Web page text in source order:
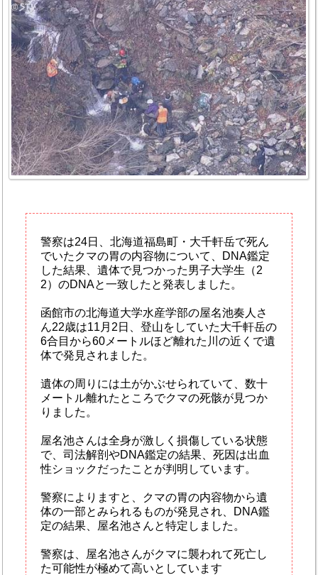
警察は24日、北海道福島町・大千軒岳で死ん
でいたクマの胃の内容物について、DNA鑑定
した結果、遺体で見つかった男子大学生（2
2）のDNAと一致したと発表しました。
函館市の北海道大学水産学部の屋名池奏人さ
ん22歳は11月2日、登山をしていた大千軒岳の
6合目から60メートルほど離れた川の近くで遺
体で発見されました。
遺体の周りには土がかぶせられていて、数十
メートル離れたところでクマの死骸が見つか
りました。
屋名池さんは全身が激しく損傷している状態
で、司法解剖やDNA鑑定の結果、死因は出血
性ショックだったことが判明しています。
警察によりますと、クマの胃の内容物から遺
体の一部とみられるものが発見され、DNA鑑
定の結果、屋名池さんと特定しました。
警察は、屋名池さんがクマに襲われて死亡し
た可能性が極めて高いとしています